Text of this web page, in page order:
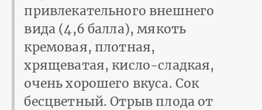
привлекательного внешнего
вида (4,6 балла), мякоть
кремовая, плотная,
хрящеватая, кисло-сладкая,
очень хорошего вкуса. Сок
бесцветный. Отрыв плода от